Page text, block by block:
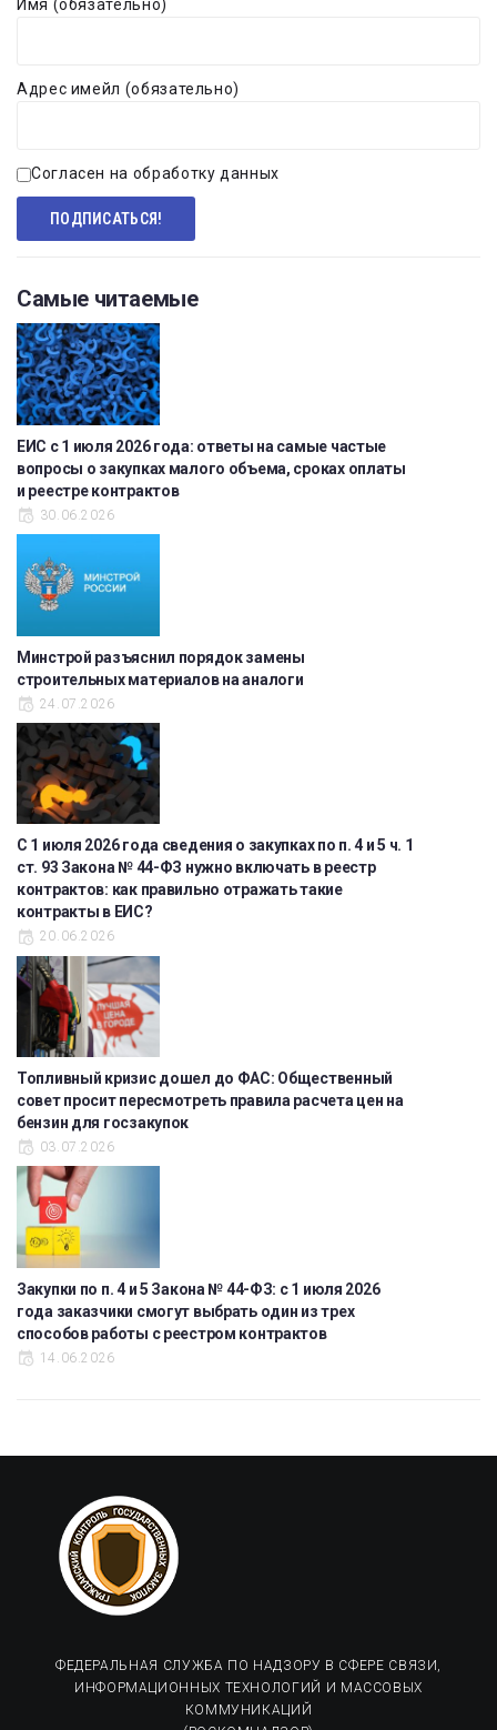
Имя (обязательно)
Адрес имейл (обязательно)
Согласен на обработку данных
Самые читаемые
ЕИС с 1 июля 2026 года: ответы на самые частые
вопросы о закупках малого объема, сроках оплаты
и реестре контрактов
30.06.2026
Минстрой разъяснил порядок замены
строительных материалов на аналоги
24.07.2026
С 1 июля 2026 года сведения о закупках по п. 4 и 5 ч. 1
ст. 93 Закона № 44-ФЗ нужно включать в реестр
контрактов: как правильно отражать такие
контракты в ЕИС?
20.06.2026
Топливный кризис дошел до ФАС: Общественный
совет просит пересмотреть правила расчета цен на
бензин для госзакупок
03.07.2026
Закупки по п. 4 и 5 Закона № 44-ФЗ: с 1 июля 2026
года заказчики смогут выбрать один из трех
способов работы с реестром контрактов
14.06.2026
ФЕДЕРАЛЬНАЯ СЛУЖБА ПО НАДЗОРУ В СФЕРЕ СВЯЗИ,
ИНФОРМАЦИОННЫХ ТЕХНОЛОГИЙ И МАССОВЫХ
КОММУНИКАЦИЙ